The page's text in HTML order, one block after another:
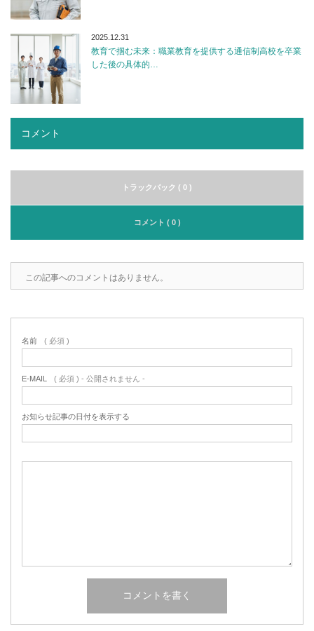
2025.12.31
教育で掴む未来：職業教育を提供する通信制高校を卒業
した後の具体的…
コメント
トラックバック ( 0 )
コメント ( 0 )
この記事へのコメントはありません。
名前 ( 必須 )
E-MAIL ( 必須 ) - 公開されません -
お知らせ記事の日付を表示する